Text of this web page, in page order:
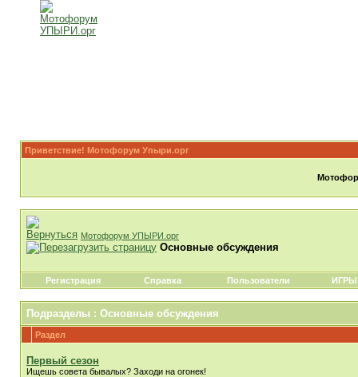
Приветствие! Мотофорум Упыри.орг
Мотофорум УПЫРИ.орг
Основные обсуждения
Регистрация Справка Пользователи ИГРЫ
Подразделы : Основные обсуждения
Раздел
Первый сезон
Ищешь совета бывалых? Заходи на огонек!